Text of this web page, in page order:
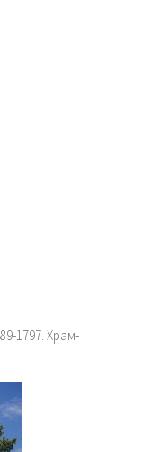
1797. Храм-